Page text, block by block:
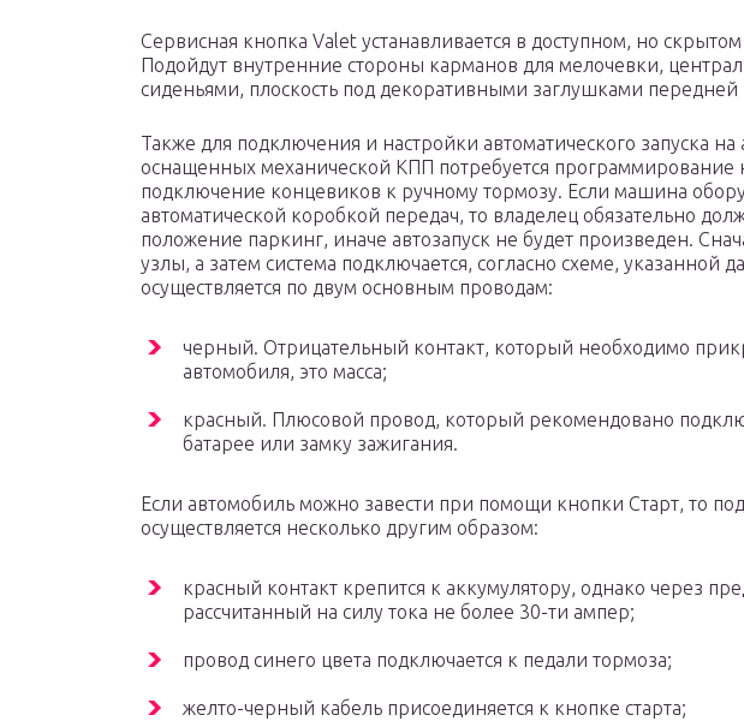
Сервисная кнопка Valet устанавливается в доступном, но скрытом
Подойдут внутренние стороны карманов для мелочевки,
сиденьями, плоскость под декоративными заглушками передней
Также для подключения и настройки автоматического запуска на
оснащенных механической КПП потребуется программирование
подключение концевиков к ручному тормозу. Если машина
автоматической коробкой передач, то владелец обязательно
положение паркинг, иначе автозапуск не будет произведен.
узлы, а затем система подключается, согласно схеме, указанной
осуществляется по двум основным проводам:
черный. Отрицательный контакт, который необходимо
автомобиля, это масса;
красный. Плюсовой провод, который рекомендовано
батарее или замку зажигания.
Если автомобиль можно завести при помощи кнопки Старт, то
осуществляется несколько другим образом:
красный контакт крепится к аккумулятору, однако через
рассчитанный на силу тока не более 30-ти ампер;
провод синего цвета подключается к педали тормоза;
желто-черный кабель присоединяется к кнопке старта;